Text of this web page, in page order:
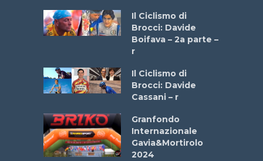
Il Ciclismo di
Brocci: Davide
Boifava – 2a parte –
r
Il Ciclismo di
Brocci: Davide
Cassani – r
Granfondo
Internazionale
Gavia&Mortirolo
2024